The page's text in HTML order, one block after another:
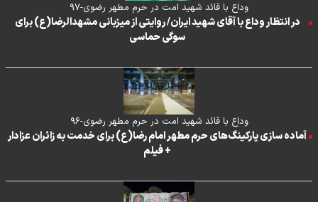
وداع با قائد شهید امت در حرم مطهر رضوی-۹۷
در انتظار وداع با آقای شهید ایران/ روایتی از میزبانی مشهدالرضا(ع) برای
سوگی حماسی
وداع با قائد شهید امت در حرم مطهر رضوی-۹۶
آماده سازی پارکینگ‌های حرم مطهر امام رضا(ع) برای خدمت به زائران عزادار
+ فیلم